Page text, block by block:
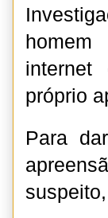
próprio
Para